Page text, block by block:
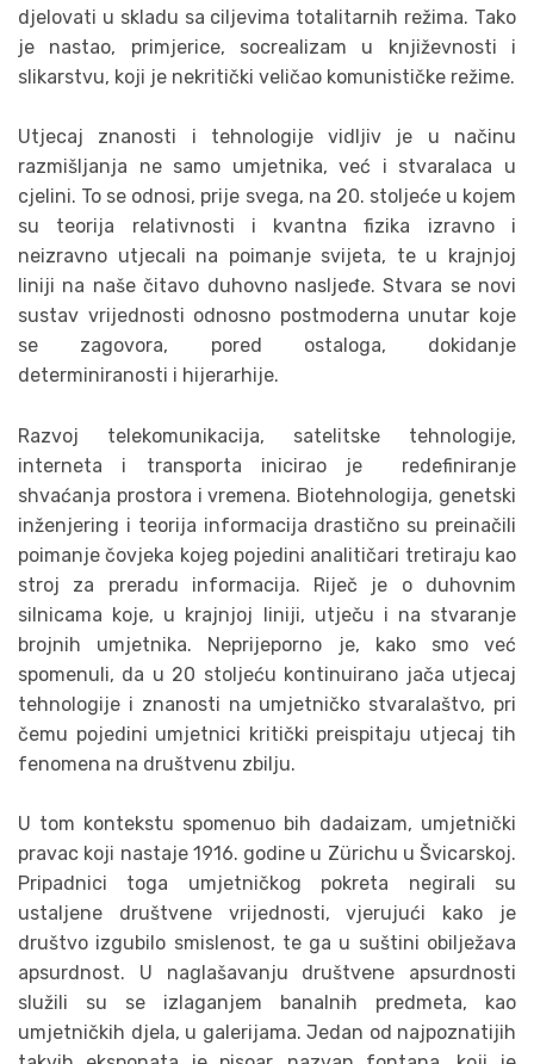
djelovati u skladu sa ciljevima totalitarnih režima. Tako
je nastao, primjerice, socrealizam u književnosti i
slikarstvu, koji je nekritički veličao komunističke režime.
Utjecaj znanosti i tehnologije vidljiv je u načinu
razmišljanja ne samo umjetnika, već i stvaralaca u
cjelini. To se odnosi, prije svega, na 20. stoljeće u kojem
su teorija relativnosti i kvantna fizika izravno i
neizravno utjecali na poimanje svijeta, te u krajnjoj
liniji na naše čitavo duhovno nasljeđe. Stvara se novi
sustav vrijednosti odnosno postmoderna unutar koje
se zagovora, pored ostaloga, dokidanje
determiniranosti i hijerarhije.
Razvoj telekomunikacija, satelitske tehnologije,
interneta i transporta inicirao je redefiniranje
shvaćanja prostora i vremena. Biotehnologija, genetski
inženjering i teorija informacija drastično su preinačili
poimanje čovjeka kojeg pojedini analitičari tretiraju kao
stroj za preradu informacija. Riječ je o duhovnim
silnicama koje, u krajnjoj liniji, utječu i na stvaranje
brojnih umjetnika. Neprijeporno je, kako smo već
spomenuli, da u 20 stoljeću kontinuirano jača utjecaj
tehnologije i znanosti na umjetničko stvaralaštvo, pri
čemu pojedini umjetnici kritički preispitaju utjecaj tih
fenomena na društvenu zbilju.
U tom kontekstu spomenuo bih dadaizam, umjetnički
pravac koji nastaje 1916. godine u Zürichu u Švicarskoj.
Pripadnici toga umjetničkog pokreta negirali su
ustaljene društvene vrijednosti, vjerujući kako je
društvo izgubilo smislenost, te ga u suštini obilježava
apsurdnost. U naglašavanju društvene apsurdnosti
služili su se izlaganjem banalnih predmeta, kao
umjetničkih djela, u galerijama. Jedan od najpoznatijih